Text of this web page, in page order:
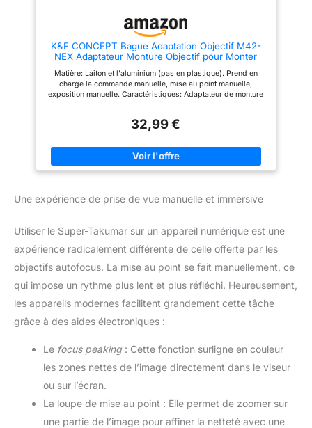
adaptateur garantit que vos
parfaitement aux appareils
photo Ca-non EOS EF Mount,
désalignement. Conseils : cet
adaptateur d'objectif M42 vers
EF peut se concentrer à l'infini.
mode manuel. Mais EXIF est
automatique (AF) non
K&F CONCEPT Bague Adaptation Objectif M42-
NEX Adaptateur Monture Objectif pour Monter
Objectif avec Monture M42 vers Boîtier
compatibile Con Sony NEX en Métal
Matière: Laiton et l'aluminium (pas en plastique). Prend en
charge la commande manuelle, mise au point manuelle,
exposition manuelle. Caractéristiques: Adaptateur de monture
seulement d'attacher la bague à votre objectif puis votre
vis de butée.
32,99 €
Une expérience de prise de vue manuelle et immersive
Utiliser le Super-Takumar sur un appareil numérique est une
expérience radicalement différente de celle offerte par les
objectifs autofocus. La mise au point se fait manuellement, ce
qui impose un rythme plus lent et plus réfléchi. Heureusement,
les appareils modernes facilitent grandement cette tâche
grâce à des aides électroniques :
Le focus peaking: Cette fonction surligne en couleur
les zones nettes de l’image directement dans le viseur
ou sur l’écran.
La loupe de mise au point : Elle permet de zoomer sur
une partie de l’image pour affiner la netteté avec une